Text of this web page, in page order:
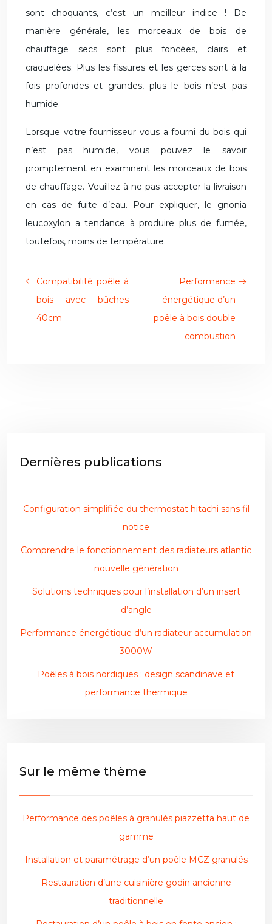
sont choquants, c’est un meilleur indice ! De
manière générale, les morceaux de bois de
chauffage secs sont plus foncées, clairs et
craquelées. Plus les fissures et les gerces sont à la
fois profondes et grandes, plus le bois n’est pas
humide.
Lorsque votre fournisseur vous a fourni du bois qui
n’est pas humide, vous pouvez le savoir
promptement en examinant les morceaux de bois
de chauffage. Veuillez à ne pas accepter la livraison
en cas de fuite d’eau. Pour expliquer, le gnonia
leucoxylon a tendance à produire plus de fumée,
toutefois, moins de température.
Compatibilité poêle à
bois avec bûches
40cm
Performance
énergétique d’un
poêle à bois double
combustion
Dernières publications
Configuration simplifiée du thermostat hitachi sans fil
notice
Comprendre le fonctionnement des radiateurs atlantic
nouvelle génération
Solutions techniques pour l’installation d’un insert
d’angle
Performance énergétique d’un radiateur accumulation
3000W
Poêles à bois nordiques : design scandinave et
performance thermique
Sur le même thème
Performance des poêles à granulés piazzetta haut de
gamme
Installation et paramétrage d’un poêle MCZ granulés
Restauration d’une cuisinière godin ancienne
traditionnelle